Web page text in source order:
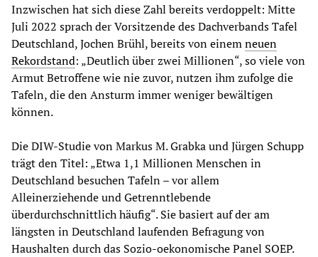
Inzwischen hat sich diese Zahl bereits verdoppelt: Mitte
Juli 2022 sprach der Vorsitzende des Dachverbands Tafel
Deutschland, Jochen Brühl, bereits von einemneuen
Rekordstand: „Deutlich über zwei Millionen“, so viele von
Armut Betroffene wie nie zuvor, nutzen ihm zufolge die
Tafeln, die den Ansturm immer weniger bewältigen
können.
Die DIW-Studie von Markus M. Grabka und Jürgen Schupp
trägt den Titel: „Etwa 1,1 Millionen Menschen in
Deutschland besuchen Tafeln – vor allem
Alleinerziehende und Getrenntlebende
überdurchschnittlich häufig“. Sie basiert auf der am
längsten in Deutschland laufenden Befragung von
Haushalten durch das Sozio-oekonomische Panel SOEP.